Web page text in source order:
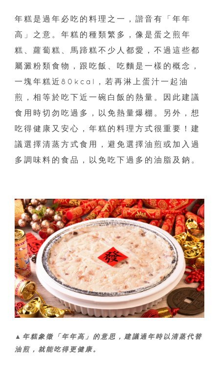
年糕是過年必吃的料理之一，諧音有「年年
高」之意。年糕的種類繁多，像是蛋之煎年
糕、蘿蔔糕、馬蹄糕不少人都愛，不過這些都
屬澱粉類食物，跟吃飯、吃麵是一樣的概念，
一塊年糕近80kcal，若再淋上蛋汁一起油
煎，相等於吃下近一碗白飯的熱量。因此建議
食用時切勿吃過多，以免熱量爆棚。另外，想
吃得健康又安心，年糕的料理方式很重要！建
議選擇清蒸方式食用，避免選擇油煎或加入過
多調味料的食品，以免吃下過多的油脂及鈉。
▲年糕象徵「年年高」的意思，建議過年時以清蒸代替
油煎，就能吃得更健康。